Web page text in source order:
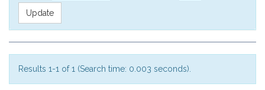
Results 1-1 of 1 (Search time: 0.003 seconds).